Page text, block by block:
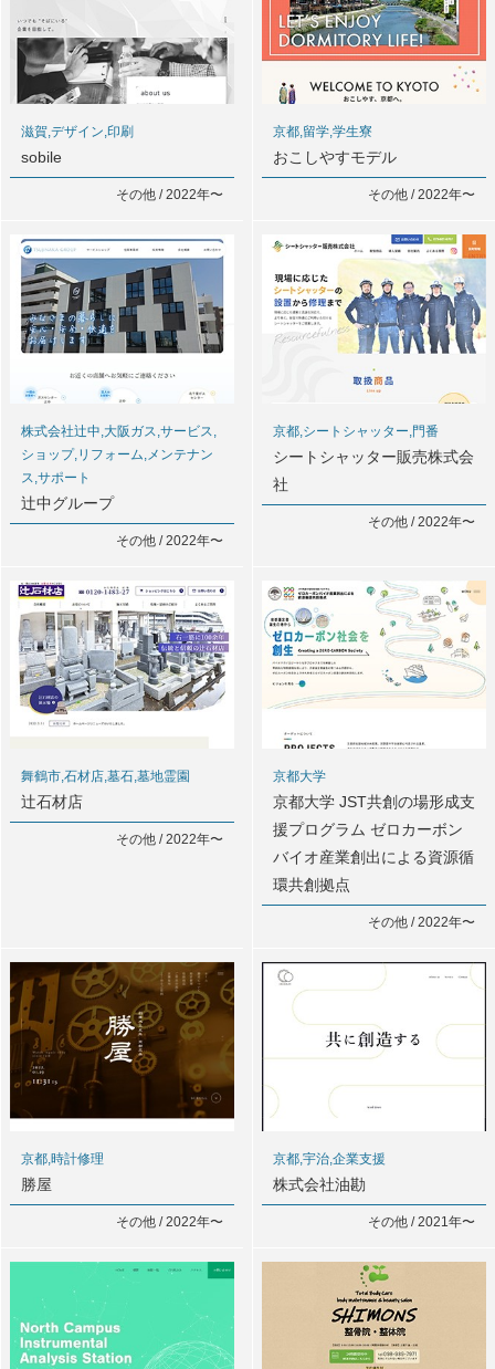
滋賀,デザイン,印刷
sobile
その他 / 2022年〜
京都,留学,学生寮
おこしやすモデル
その他 / 2022年〜
株式会社辻中,大阪ガス,サービス,
ショップ,リフォーム,メンテナン
ス,サポート
辻中グループ
その他 / 2022年〜
京都,シートシャッター,門番
シートシャッター販売株式会
社
その他 / 2022年〜
舞鶴市,石材店,墓石,墓地霊園
辻石材店
その他 / 2022年〜
京都大学
京都大学 JST共創の場形成支
援プログラム ゼロカーボン
バイオ産業創出による資源循
環共創拠点
その他 / 2022年〜
京都,時計修理
勝屋
その他 / 2022年〜
京都,宇治,企業支援
株式会社油勘
その他 / 2021年〜